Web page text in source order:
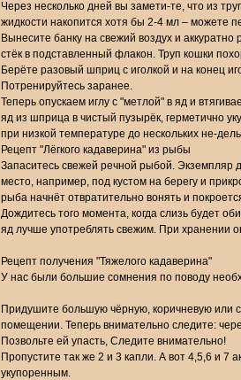
Через несколько дней вы замети-те, что из
жидкости накопится хотя бы 2-4 мл – можете
Вынесите банку на свежий воздух и
стёк в подставленный флакон. Труп кошки
Берёте разовый шприц с иголкой и на конец
Потренируйтесь заранее.
Теперь опускаем иглу с "метлой" в яд и
яд из шприца в чистый пузырёк, герметично
при низкой температуре до нескольких не-
Рецепт "Лёгкого кадаверина" из рыбы
Запаситесь свежей речной рыбой. Экземпляр
место, например, под кустом на берегу и
рыба начнёт отвратительно вонять и
Дождитесь того момента, когда слизь будет
яд лучше употреблять свежим. При хранении
Рецепт получения "Тяжелого кадаверина"
У нас были большие сомнения по поводу
Придушите большую чёрную, коричневую или
помещении. Теперь внимательно следите:
Позвольте ей упасть, Следите внимательно!
Пропустите так же 2 и 3 капли. А вот 4,5,6 и 7
укупоренным.